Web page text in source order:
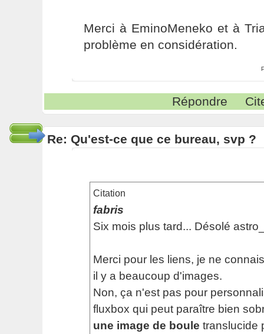
Merci à EminoMeneko et à
problème en considération.
Répondre
Re: Qu'est-ce que ce bureau, svp ?
Citation
fabris
Six mois plus tard... Désolé
Merci pour les liens, je ne
il y a beaucoup d'images.
Non, ça n'est pas pour
fluxbox qui peut paraître bien
une image de boule translucide